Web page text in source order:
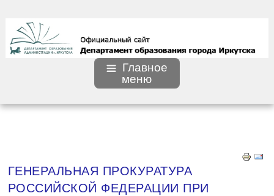
Главное
меню
ГЕНЕРАЛЬНАЯ ПРОКУРАТУРА
РОССИЙСКОЙ ФЕДЕРАЦИИ ПРИ